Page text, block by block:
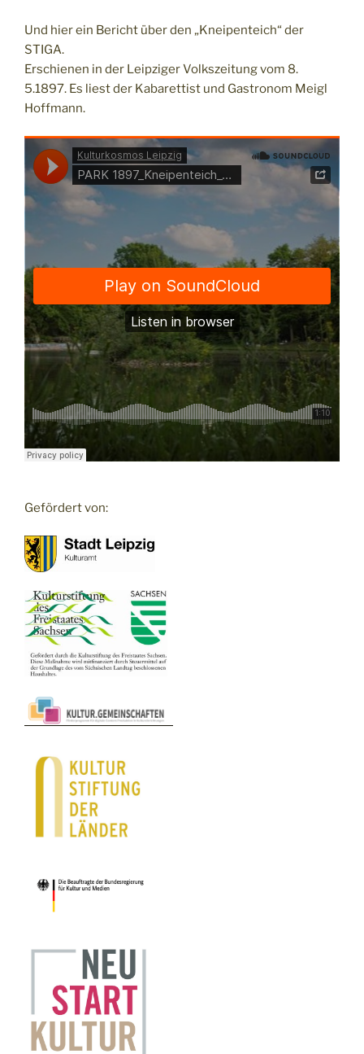
Und hier ein Bericht über den „Kneipenteich“ der
STIGA.
Erschienen in der Leipziger Volkszeitung vom 8.
5.1897. Es liest der Kabarettist und Gastronom Meigl
Hoffmann.
Gefördert von: